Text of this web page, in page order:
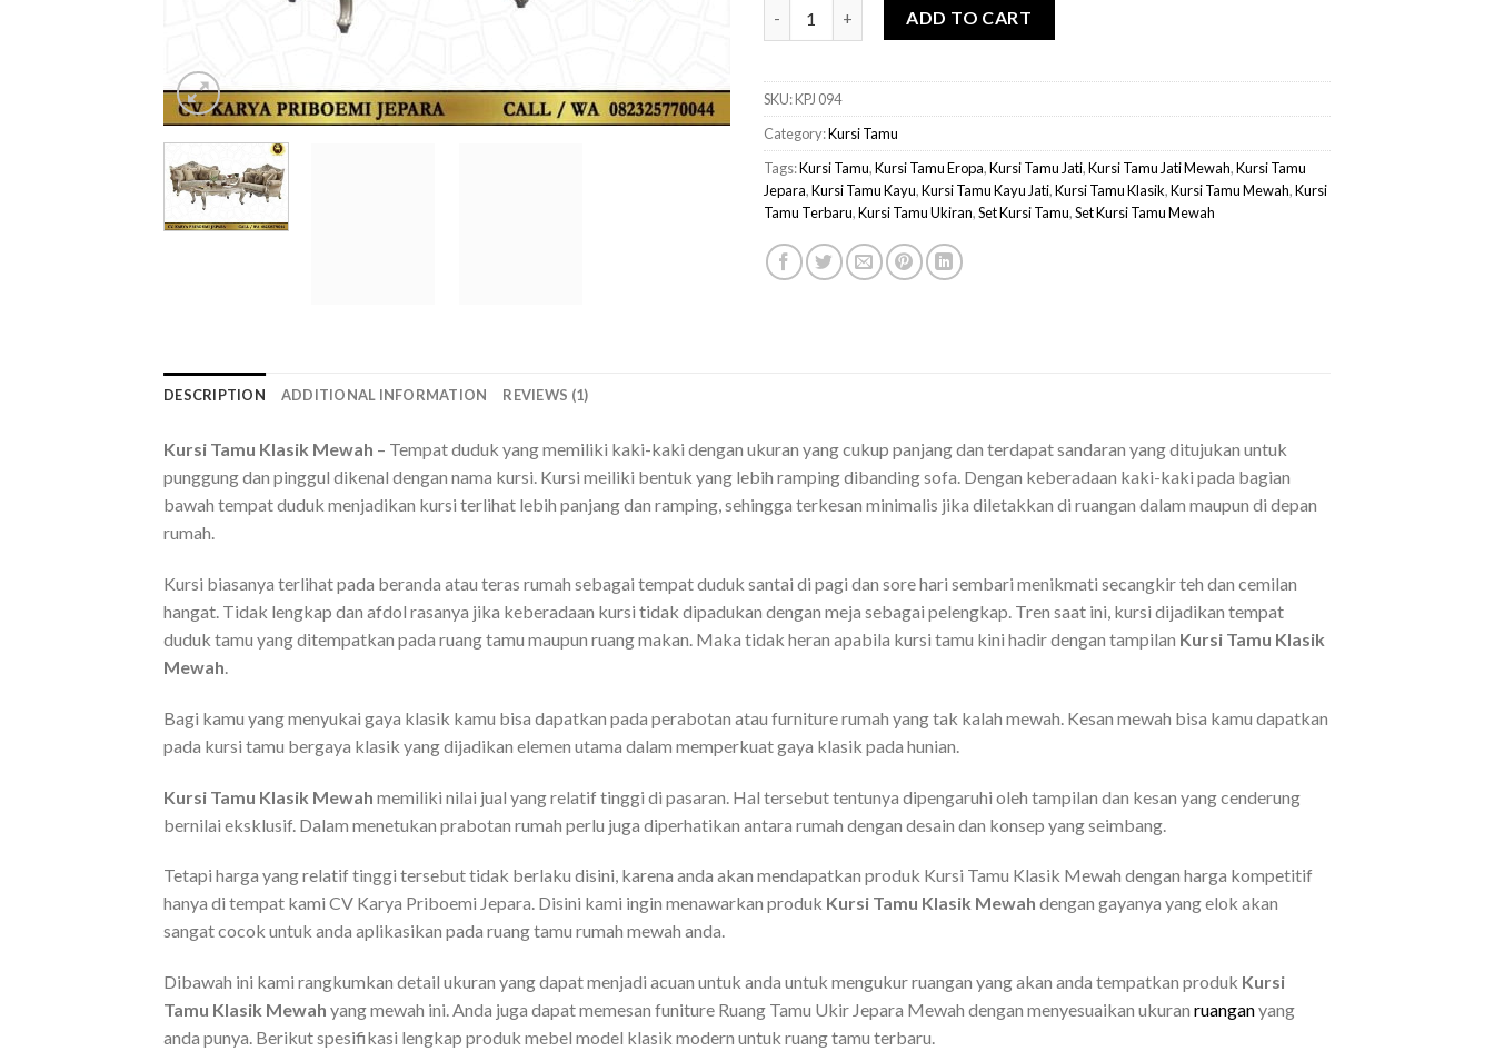
ADD TO CART
SKU:KPJ 094
Category:Kursi Tamu
Tags:Kursi Tamu,Kursi Tamu Eropa,Kursi Tamu Jati,Kursi Tamu Jati Mewah,Kursi Tamu
Jepara,Kursi Tamu Kayu,Kursi Tamu Kayu Jati,Kursi Tamu Klasik,Kursi Tamu Mewah,Kursi
Tamu Terbaru,Kursi Tamu Ukiran,Set Kursi Tamu,Set Kursi Tamu Mewah
DESCRIPTION ADDITIONAL INFORMATION REVIEWS (1)
Kursi Tamu Klasik Mewah – Tempat duduk yang memiliki kaki-kaki dengan ukuran yang cukup panjang dan terdapat sandaran yang ditujukan untuk
punggung dan pinggul dikenal dengan nama kursi. Kursi meiliki bentuk yang lebih ramping dibanding sofa. Dengan keberadaan kaki-kaki pada bagian
bawah tempat duduk menjadikan kursi terlihat lebih panjang dan ramping, sehingga terkesan minimalis jika diletakkan di ruangan dalam maupun di depan
rumah.
Kursi biasanya terlihat pada beranda atau teras rumah sebagai tempat duduk santai di pagi dan sore hari sembari menikmati secangkir teh dan cemilan
hangat. Tidak lengkap dan afdol rasanya jika keberadaan kursi tidak dipadukan dengan meja sebagai pelengkap. Tren saat ini, kursi dijadikan tempat
duduk tamu yang ditempatkan pada ruang tamu maupun ruang makan. Maka tidak heran apabila kursi tamu kini hadir dengan tampilan Kursi Tamu Klasik
Mewah.
Bagi kamu yang menyukai gaya klasik kamu bisa dapatkan pada perabotan atau furniture rumah yang tak kalah mewah. Kesan mewah bisa kamu dapatkan
pada kursi tamu bergaya klasik yang dijadikan elemen utama dalam memperkuat gaya klasik pada hunian.
Kursi Tamu Klasik Mewah memiliki nilai jual yang relatif tinggi di pasaran. Hal tersebut tentunya dipengaruhi oleh tampilan dan kesan yang cenderung
bernilai eksklusif. Dalam menetukan prabotan rumah perlu juga diperhatikan antara rumah dengan desain dan konsep yang seimbang.
Tetapi harga yang relatif tinggi tersebut tidak berlaku disini, karena anda akan mendapatkan produk Kursi Tamu Klasik Mewah dengan harga kompetitif
hanya di tempat kami CV Karya Priboemi Jepara. Disini kami ingin menawarkan produk Kursi Tamu Klasik Mewah dengan gayanya yang elok akan
sangat cocok untuk anda aplikasikan pada ruang tamu rumah mewah anda.
Dibawah ini kami rangkumkan detail ukuran yang dapat menjadi acuan untuk anda untuk mengukur ruangan yang akan anda tempatkan produk Kursi
Tamu Klasik Mewah yang mewah ini. Anda juga dapat memesan funiture Ruang Tamu Ukir Jepara Mewah dengan menyesuaikan ukuran ruanganyang
anda punya. Berikut spesifikasi lengkap produk mebel model klasik modern untuk ruang tamu terbaru.